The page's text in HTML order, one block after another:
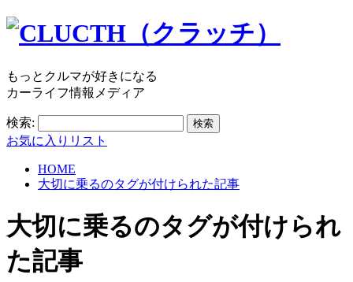
もっとクルマが好きになる
カーライフ情報メディア
検索:
お気に入りリスト
HOME
大切に乗るのタグが付けられた記事
大切に乗るのタグが付けられ
た記事